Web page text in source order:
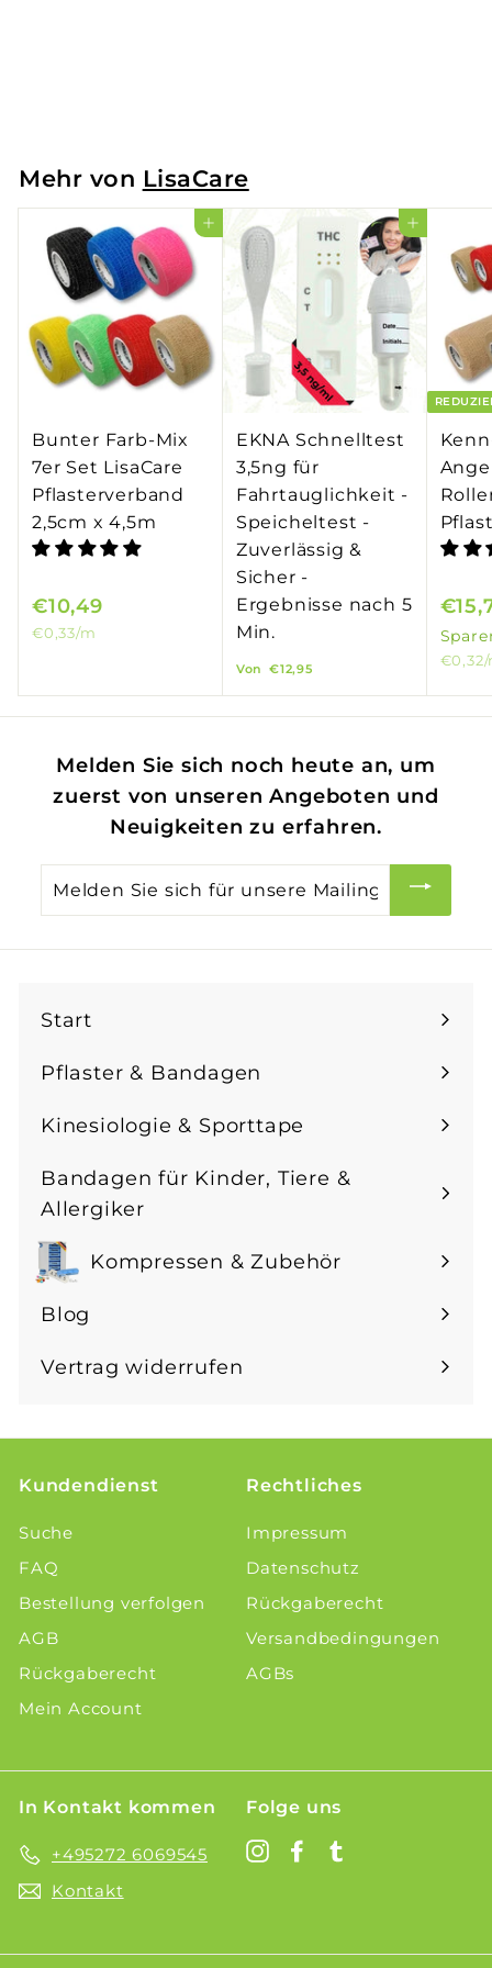
9
Mehr von LisaCare
In den Einkaufswagen legen
Bunter Farb-Mix
7er Set LisaCare
Pflasterverband
2,5cm x 4,5m
€10,49
,
9
€0,33/m
In den Einkaufswagen legen
EKNA Schnelltest
3,5ng für
Fahrtauglichkeit -
Speicheltest -
Zuverlässig &
Sicher -
Ergebnisse nach 5
Min.
Von €12,95
o
€
1
2
9
5
S
o
n
e
€0,32/
Melden Sie sich noch heute an, um
zuerst von unseren Angeboten und
Neuigkeiten zu erfahren.
Melden
Mailingliste
Start
Pflaster & Bandagen
Menü
maximieren
Kinesiologie & Sporttape
Menü
maximieren
Bandagen für Kinder, Tiere &
Allergiker
Menü
maximieren
Kompressen & Zubehör
Menü
maximieren
Blog
Vertrag widerrufen
Kundendienst
Suche
FAQ
Bestellung verfolgen
AGB
Rückgaberecht
Mein Account
Rechtliches
Impressum
Datenschutz
Rückgaberecht
Versandbedingungen
AGBs
In Kontakt kommen
+495272 6069545
Kontakt
Folge uns
InstagramFacebook